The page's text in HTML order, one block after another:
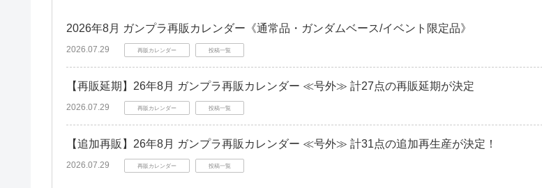
2026年8月 ガンプラ再販カレンダー《通常品・ガンダムベース/イベント限定品》
2026.07.29 再販カレンダー 投稿一覧
【再販延期】26年8月 ガンプラ再販カレンダー ≪号外≫ 計27点の再販延期が決定
2026.07.29 再販カレンダー 投稿一覧
【追加再販】26年8月 ガンプラ再販カレンダー ≪号外≫ 計31点の追加再生産が決定！
2026.07.29 再販カレンダー 投稿一覧